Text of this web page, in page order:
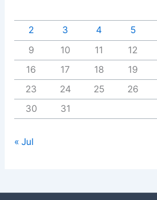
2
3 4 5
9
10 11 12
16
17 18 19
23
24 25 26
30
31
« Jul